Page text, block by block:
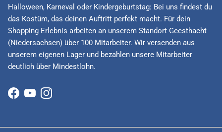
Halloween, Karneval oder Kindergeburtstag: Bei uns findest du
das Kostüm, das deinen Auftritt perfekt macht. Für dein
Shopping Erlebnis arbeiten an unserem Standort Geesthacht
(Niedersachsen) über 100 Mitarbeiter. Wir versenden aus
unserem eigenen Lager und bezahlen unsere Mitarbeiter
deutlich über Mindestlohn.
Facebook
YouTubeInstagram